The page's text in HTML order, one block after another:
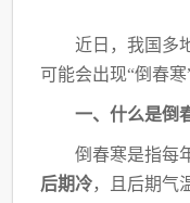
近日，我国多
可能会出现“倒春寒
一、什么是倒
倒春寒是指每
后期冷，且后期气